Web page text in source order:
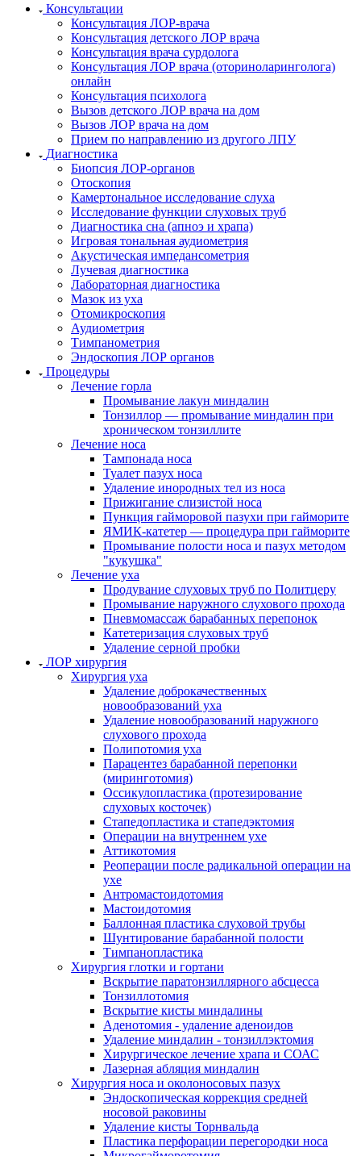
Консультации
Консультация ЛОР-врача
Консультация детского ЛОР врача
Консультация врача сурдолога
Консультация ЛОР врача (оториноларинголога)
онлайн
Консультация психолога
Вызов детского ЛОР врача на дом
Вызов ЛОР врача на дом
Прием по направлению из другого ЛПУ
Диагностика
Биопсия ЛОР-органов
Отоскопия
Камертональное исследование слуха
Исследование функции слуховых труб
Диагностика сна (апноэ и храпа)
Игровая тональная аудиометрия
Акустическая импедансометрия
Лучевая диагностика
Лабораторная диагностика
Мазок из уха
Отомикроскопия
Аудиометрия
Тимпанометрия
Эндоскопия ЛОР органов
Процедуры
Лечение горла
Промывание лакун миндалин
Тонзиллор — промывание миндалин при
хроническом тонзиллите
Лечение носа
Тампонада носа
Туалет пазух носа
Удаление инородных тел из носа
Прижигание слизистой носа
Пункция гайморовой пазухи при гайморите
ЯМИК-катетер — процедура при гайморите
Промывание полости носа и пазух методом
"кукушка"
Лечение уха
Продувание слуховых труб по Политцеру
Промывание наружного слухового прохода
Пневмомассаж барабанных перепонок
Катетеризация слуховых труб
Удаление серной пробки
ЛОР хирургия
Хирургия уха
Удаление доброкачественных
новообразований уха
Удаление новообразований наружного
слухового прохода
Полипотомия уха
Парацентез барабанной перепонки
(миринготомия)
Оссикулопластика (протезирование
слуховых косточек)
Стапедопластика и стапедэктомия
Операции на внутреннем ухе
Аттикотомия
Реоперации после радикальной операции на
ухе
Антромастоидотомия
Мастоидотомия
Баллонная пластика слуховой трубы
Шунтирование барабанной полости
Тимпанопластика
Хирургия глотки и гортани
Вскрытие паратонзиллярного абсцесса
Тонзиллотомия
Вскрытие кисты миндалины
Аденотомия - удаление аденоидов
Удаление миндалин - тонзиллэктомия
Хирургическое лечение храпа и СОАС
Лазерная абляция миндалин
Хирургия носа и околоносовых пазух
Эндоскопическая коррекция средней
носовой раковины
Удаление кисты Торнвальда
Пластика перфорации перегородки носа